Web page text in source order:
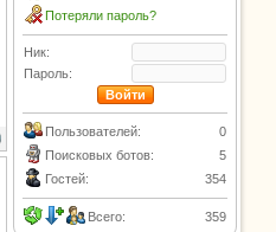
Потеряли пароль?
Ник:
Пароль:
Пользователей:
0
Поисковых ботов:
5
Гостей:
354
Всего: 359